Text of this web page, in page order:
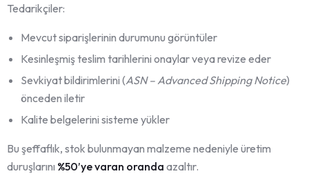
Tedarikçiler:
Mevcut siparişlerinin durumunu görüntüler
Kesinleşmiş teslim tarihlerini onaylar veya revize eder
Sevkiyat bildirimlerini (ASN – Advanced Shipping Notice)
önceden iletir
Kalite belgelerini sisteme yükler
Bu şeffaflık, stok bulunmayan malzeme nedeniyle üretim
duruşlarını %50’ye varan oranda azaltır.